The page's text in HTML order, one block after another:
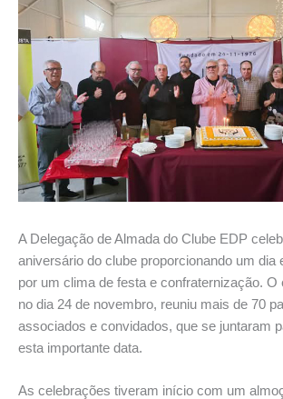
A Delegação de Almada do Clube EDP
aniversário do clube proporcionando um dia
por um clima de festa e confraternização. O
no dia 24 de novembro, reuniu mais de 70
associados e convidados, que se juntaram
esta importante data.
As celebrações tiveram início com um